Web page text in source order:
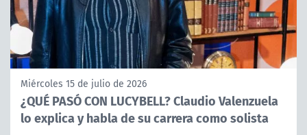
Miércoles 15 de julio de 2026
¿QUÉ PASÓ CON LUCYBELL? Claudio Valenzuela
lo explica y habla de su carrera como solista